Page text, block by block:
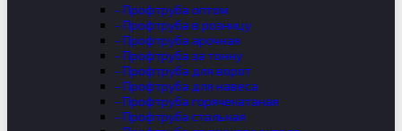
- Профтруба оптом
- Профтруба в розницу
- Профтруба арочная
- Профтруба за тонну
- Профтруба для ворот
- Профтруба для навеса
- Профтруба горячекатаная
- Профтруба стальная